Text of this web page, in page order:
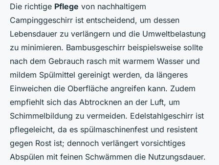
Die richtige Pflege von nachhaltigem
Campinggeschirr ist entscheidend, um dessen
Lebensdauer zu verlängern und die Umweltbelastung
zu minimieren. Bambusgeschirr beispielsweise sollte
nach dem Gebrauch rasch mit warmem Wasser und
mildem Spülmittel gereinigt werden, da längeres
Einweichen die Oberfläche angreifen kann. Zudem
empfiehlt sich das Abtrocknen an der Luft, um
Schimmelbildung zu vermeiden. Edelstahlgeschirr ist
pflegeleicht, da es spülmaschinenfest und resistent
gegen Rost ist; dennoch verlängert vorsichtiges
Abspülen mit feinen Schwämmen die Nutzungsdauer.